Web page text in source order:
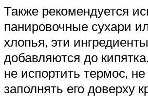
Также рекомендуется
панировочные сухари
хлопья, эти ингредиенты
добавляются до
не испортить термос,
заполнять его доверху